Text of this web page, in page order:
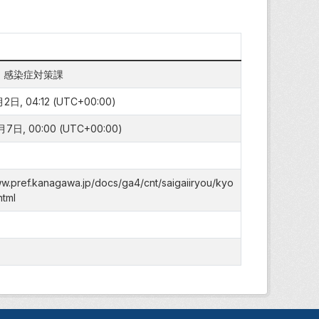
感染症対策課
2日, 04:12 (UTC+00:00)
7日, 00:00 (UTC+00:00)
docs/ga4/cnt/saigaiiryou/kyo